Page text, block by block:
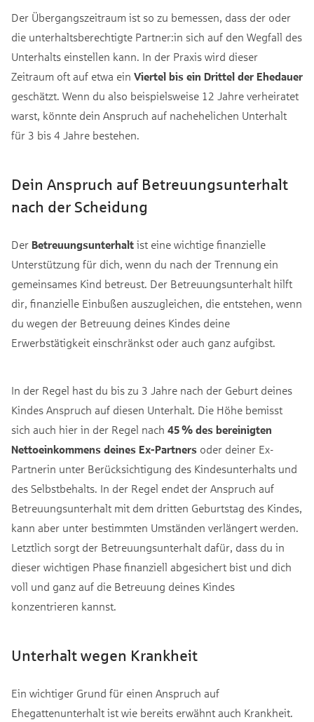
Der Übergangszeitraum ist so zu bemessen, dass der oder
die unterhaltsberechtigte Partner:in sich auf den Wegfall des
Unterhalts einstellen kann. In der Praxis wird dieser
Zeitraum oft auf etwa ein Viertel bis ein Drittel der Ehedauer
geschätzt. Wenn du also beispielsweise 12 Jahre verheiratet
warst, könnte dein Anspruch auf nachehelichen Unterhalt
für 3 bis 4 Jahre bestehen.
Dein Anspruch auf Betreuungsunterhalt
nach der Scheidung
Der Betreuungsunterhalt ist eine wichtige finanzielle
Unterstützung für dich, wenn du nach der Trennung ein
gemeinsames Kind betreust. Der Betreuungsunterhalt hilft
dir, finanzielle Einbußen auszugleichen, die entstehen, wenn
du wegen der Betreuung deines Kindes deine
Erwerbstätigkeit einschränkst oder auch ganz aufgibst.
In der Regel hast du bis zu 3 Jahre nach der Geburt deines
Kindes Anspruch auf diesen Unterhalt. Die Höhe bemisst
sich auch hier in der Regel nach 45 % des bereinigten
Nettoeinkommens deines Ex-Partners oder deiner Ex-
Partnerin unter Berücksichtigung des Kindesunterhalts und
des Selbstbehalts. In der Regel endet der Anspruch auf
Betreuungsunterhalt mit dem dritten Geburtstag des Kindes,
kann aber unter bestimmten Umständen verlängert werden.
Letztlich sorgt der Betreuungsunterhalt dafür, dass du in
dieser wichtigen Phase finanziell abgesichert bist und dich
voll und ganz auf die Betreuung deines Kindes
konzentrieren kannst.
Unterhalt wegen Krankheit
Ein wichtiger Grund für einen Anspruch auf
Ehegattenunterhalt ist wie bereits erwähnt auch Krankheit.